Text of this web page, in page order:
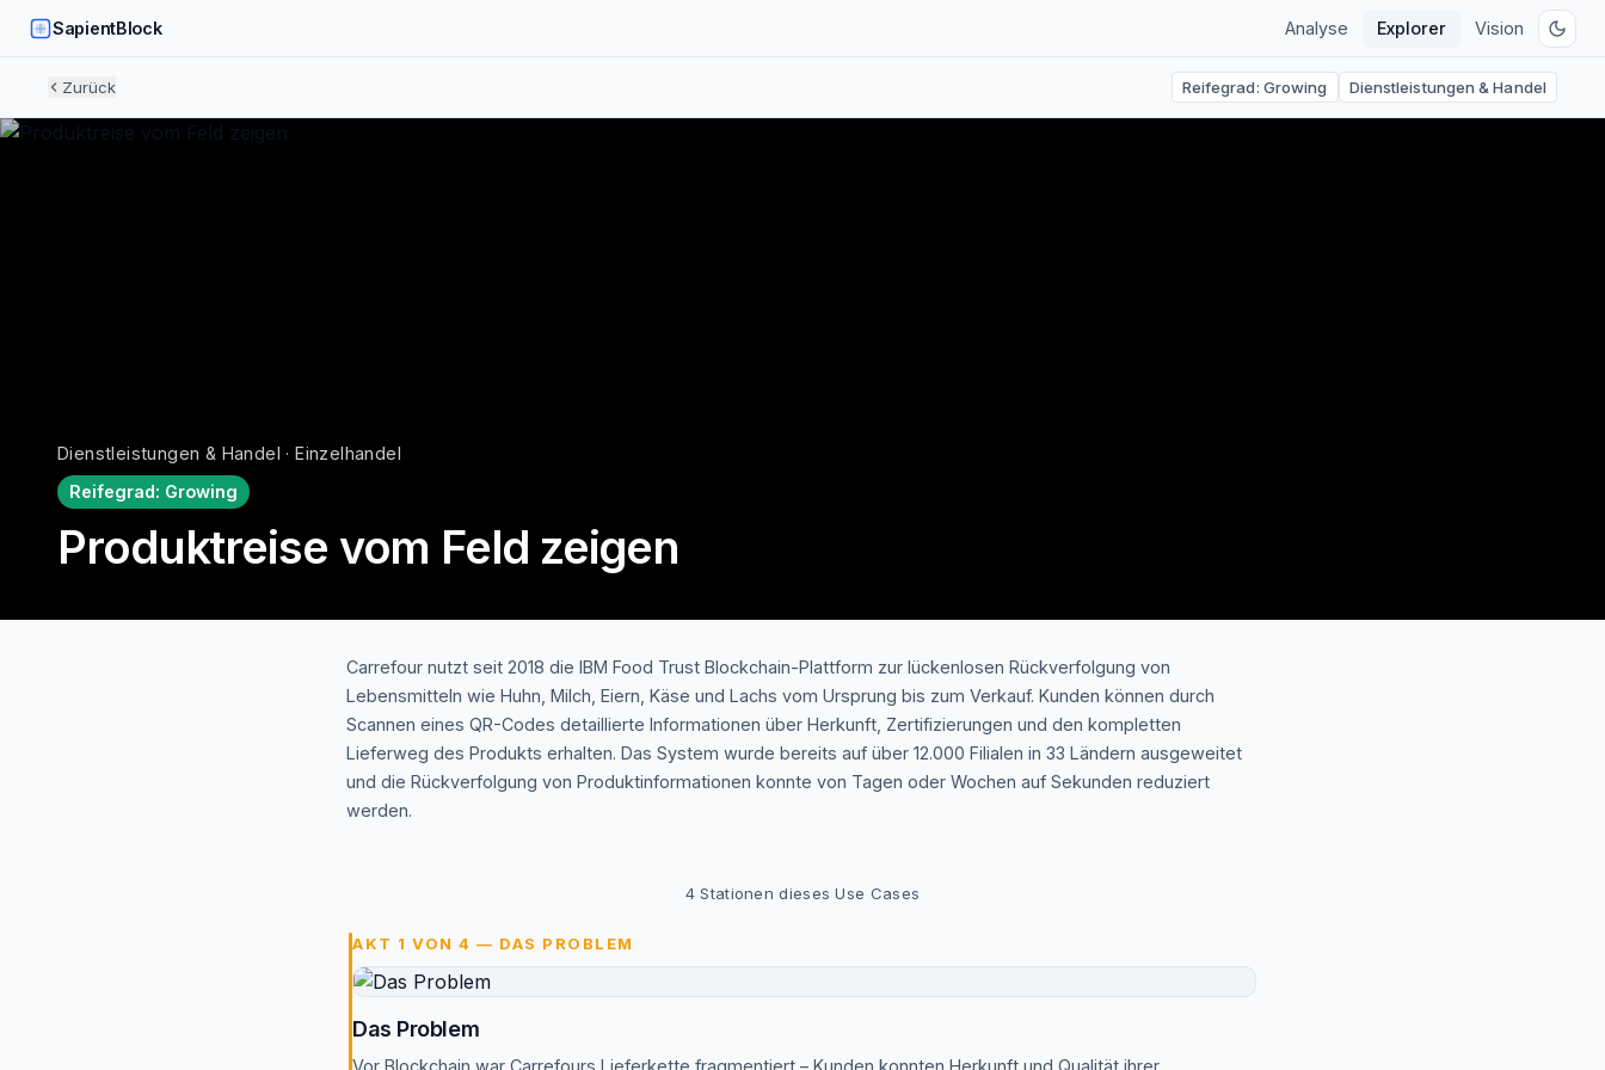
SapientBlock Analyse Explorer Vision
Zurück Reifegrad: Growing Dienstleistungen & Handel
Dienstleistungen & Handel · Einzelhandel
Reifegrad: Growing
Produktreise vom Feld zeigen
Carrefour nutzt seit 2018 die IBM Food Trust Blockchain-Plattform zur lückenlosen Rückverfolgung von
Lebensmitteln wie Huhn, Milch, Eiern, Käse und Lachs vom Ursprung bis zum Verkauf. Kunden können durch
Scannen eines QR-Codes detaillierte Informationen über Herkunft, Zertifizierungen und den kompletten
Lieferweg des Produkts erhalten. Das System wurde bereits auf über 12.000 Filialen in 33 Ländern ausgeweitet
und die Rückverfolgung von Produktinformationen konnte von Tagen oder Wochen auf Sekunden reduziert
werden.
4 Stationen dieses Use Cases
AKT 1 VON 4 — DAS PROBLEM
Das Problem
Vor Blockchain war Carrefours Lieferkette fragmentiert – Kunden konnten Herkunft und Qualität ihrer